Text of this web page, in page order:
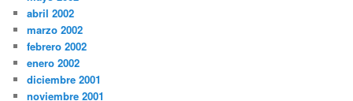
abril 2002
marzo 2002
febrero 2002
enero 2002
diciembre 2001
noviembre 2001